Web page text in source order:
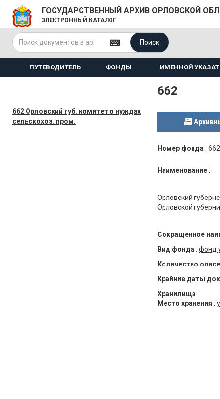
ГОСУДАРСТВЕННЫЙ АРХИВ ОРЛОВСКОЙ
ЭЛЕКТРОННЫЙ КАТАЛОГ
Поиск
ПУТЕВОДИТЕЛЬ ФОНДЫ ИМЕННОЙ
662 Орловский губ. комитет о нуждах
сельскохоз. пром.
662
Номер фонда : 662
Наименование :
Орловский
Орловской
Сокращенное
Вид фонда : фонд
Количество
Крайние даты
Хранилища
Место хранения :